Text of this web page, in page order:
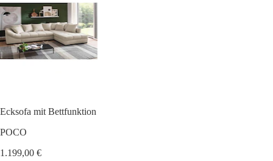
Ecksofa mit Bettfunktion
POCO
1.199,00 €